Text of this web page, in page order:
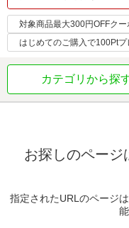
対象商品最大300円OFFクー
はじめてのご購入で100Ptプ
カテゴリから探
お探しのページ
指定されたURLのページ